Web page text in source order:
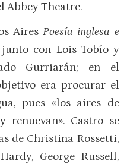
Abbey Theatre.
AiresPoesía inglesa e
con Lois Tobío y
Gurriarán; en el
era procurar el
pues «los aires de
renuevan». Castro se
de Christina Rossetti,
George Russell,